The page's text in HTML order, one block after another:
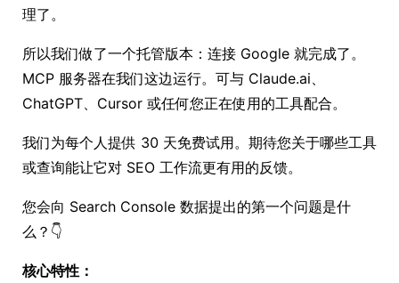
理了。
所以我们做了一个托管版本：连接 Google 就完成了。
MCP 服务器在我们这边运行。可与 Claude.ai、
ChatGPT、Cursor 或任何您正在使用的工具配合。
我们为每个人提供 30 天免费试用。期待您关于哪些工具
或查询能让它对 SEO 工作流更有用的反馈。
您会向 Search Console 数据提出的第一个问题是什
么？👇
核心特性：